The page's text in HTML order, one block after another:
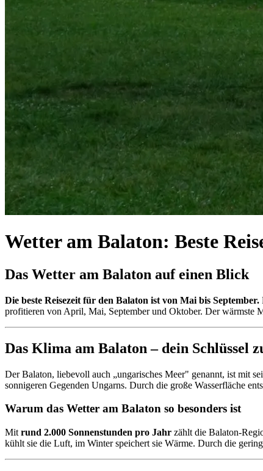
Wetter am Balaton: Beste
Das Wetter am Balaton auf einen Blick
Die beste Reisezeit für den Balaton ist von Mai bis September.
profitieren von April, Mai, September und Oktober. Der wärmste
Das Klima am Balaton – dein Schlüssel
Der Balaton, liebevoll auch „ungarisches Meer" genannt, ist mit
sonnigeren Gegenden Ungarns. Durch die große Wasserfläche
Warum das Wetter am Balaton so besonders ist
Mit rund 2.000 Sonnenstunden pro Jahr zählt die Balaton-
kühlt sie die Luft, im Winter speichert sie Wärme. Durch die